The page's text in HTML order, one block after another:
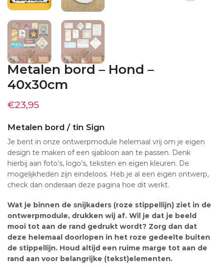
Metalen bord – Hond –
40x30cm
€23,95
Metalen bord / tin Sign
Je bent in onze ontwerpmodule helemaal vrij om je eigen
design te maken of een sjabloon aan te passen. Denk
hierbij aan foto’s, logo’s, teksten en eigen kleuren. De
mogelijkheden zijn eindeloos. Heb je al een eigen ontwerp,
check dan onderaan deze pagina hoe dit werkt.
Wat je binnen de snijkaders (roze stippellijn) ziet in de
ontwerpmodule, drukken wij af. Wil je dat je beeld
mooi tot aan de rand gedrukt wordt? Zorg dan dat
deze helemaal doorlopen in het roze gedeelte buiten
de stippellijn. Houd altijd een ruime marge tot aan de
rand aan voor belangrijke (tekst)elementen.